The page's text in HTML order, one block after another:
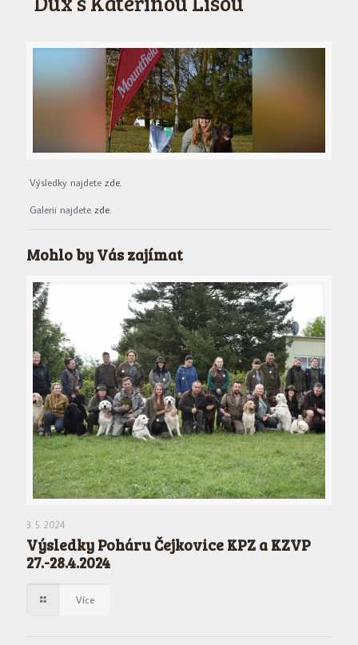
Výsledky najdete zde.
Galerii najdete zde.
Mohlo by Vás zajímat
3. 5. 2024
Výsledky Poháru Čejkovice KPZ a KZVP
27.-28.4.2024
Více